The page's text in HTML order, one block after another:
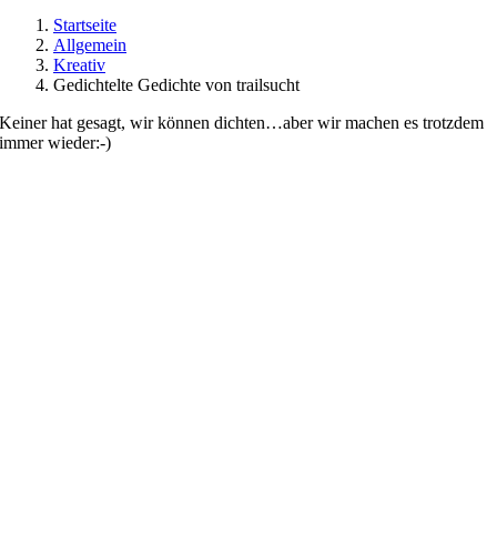
Startseite
Allgemein
Kreativ
Gedichtelte Gedichte von trailsucht
Keiner hat gesagt, wir können dichten…aber wir machen es trotzdem
immer wieder:-)